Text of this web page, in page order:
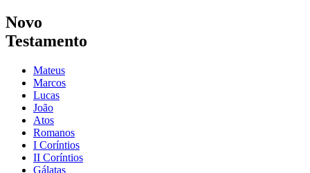
Novo
Testamento
Mateus
Marcos
Lucas
João
Atos
Romanos
I Coríntios
II Coríntios
Gálatas